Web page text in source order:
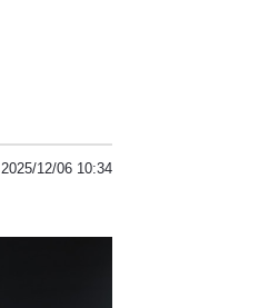
2025/12/06 10:34